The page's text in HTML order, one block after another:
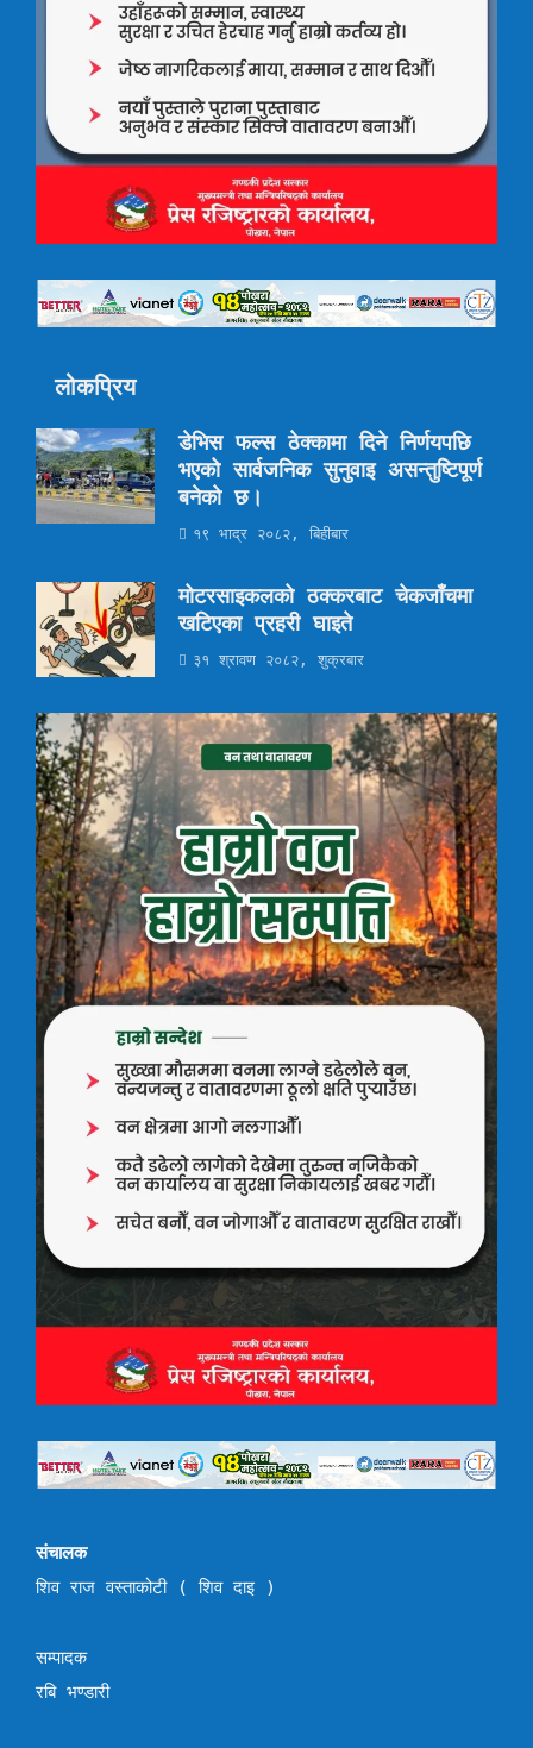
लोकप्रिय
डेभिस फल्स ठेक्कामा दिने निर्णयपछि
भएको सार्वजनिक सुनुवाइ असन्तुष्टिपूर्ण
बनेको छ।
१९ भाद्र २०८२, बिहीबार
मोटरसाइकलको ठक्करबाट चेकजाँचमा
खटिएका प्रहरी घाइते
३१ श्रावण २०८२, शुक्रबार
संचालक
शिव राज वस्ताकोटी ( शिव दाइ )
सम्पादक
रबि भण्डारी